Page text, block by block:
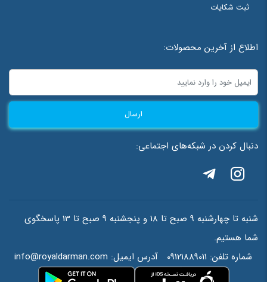
ایمیل*
ذخیره نام، ایمیل و وبسایت من در مرورگر برای زمانی که دوباره دیدگاهی
می‌نویسم.
+
ثبت شکایات
اطلاع از آخرین محصولات:
ارسال
دنبال کردن در شبکه‌های اجتماعی:
شنبه تا چهارشنبه 9 صبح تا 18 و پنجشنبه 9 صبح تا 13 پاسخگوی
شما هستیم.
شماره تلفن: 09121889011 آدرس ایمیل: info@royaldarman.com